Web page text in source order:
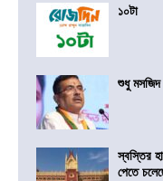
১০টা
শুধু মসজিদ
স্বস্তির
পেতে